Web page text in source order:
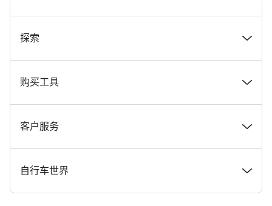
奖项
在 Canyon 工作
Canyon 新闻发布室
条款和条件
探索
新闻和故事
提示和建议
Canyon Home Koblenz
购买工具
找到您梦寐以求的 Canyon 自行车
现货自行车
客户服务
支持中心
自行车世界